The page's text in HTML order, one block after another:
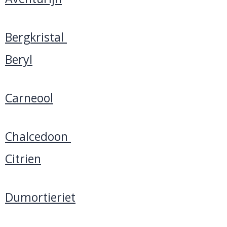
Bergkristal
Beryl
Carneool
Chalcedoon
Citrien
Dumortieriet